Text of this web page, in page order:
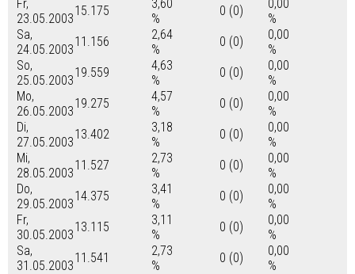
Fr,
23.05.2003
15.175
3,60
%
0 (0)
0,00
%
Sa,
24.05.2003
11.156
2,64
%
0 (0)
0,00
%
So,
25.05.2003
19.559
4,63
%
0 (0)
0,00
%
Mo,
26.05.2003
19.275
4,57
%
0 (0)
0,00
%
Di,
27.05.2003
13.402
3,18
%
0 (0)
0,00
%
Mi,
28.05.2003
11.527
2,73
%
0 (0)
0,00
%
Do,
29.05.2003
14.375
3,41
%
0 (0)
0,00
%
Fr,
30.05.2003
13.115
3,11
%
0 (0)
0,00
%
Sa,
31.05.2003
11.541
2,73
%
0 (0)
0,00
%